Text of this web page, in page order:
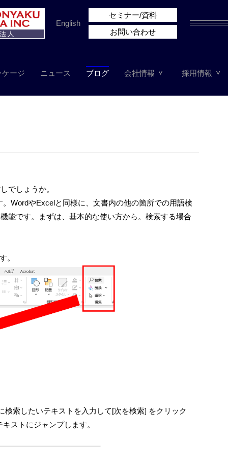
ージ ニュース ブログ 会社情報 採用情報
English
セミナー/資料
お問い合わせ
でしょうか。
WordやExcelと同様に、文書内の他の箇所での用語検
能です。まずは、基本的な使い方から。検索する場合
。
索したいテキストを入力して[次を検索] をクリック
ストにジャンプします。